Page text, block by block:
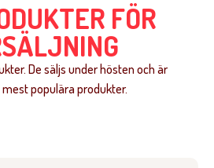
FÖR
De säljs under hösten och är
populära produkter.